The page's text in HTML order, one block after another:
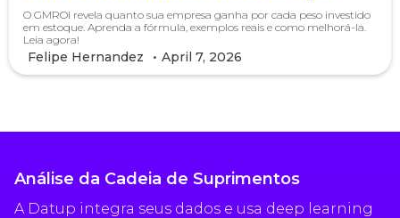
O GMROI revela quanto sua empresa ganha por cada peso investido
em estoque. Aprenda a fórmula, exemplos reais e como melhorá-la.
Leia agora!
Felipe Hernandez • April 7, 2026
Análise da Cadeia de Suprimentos
A Datup integra seus dados e usa deep learning